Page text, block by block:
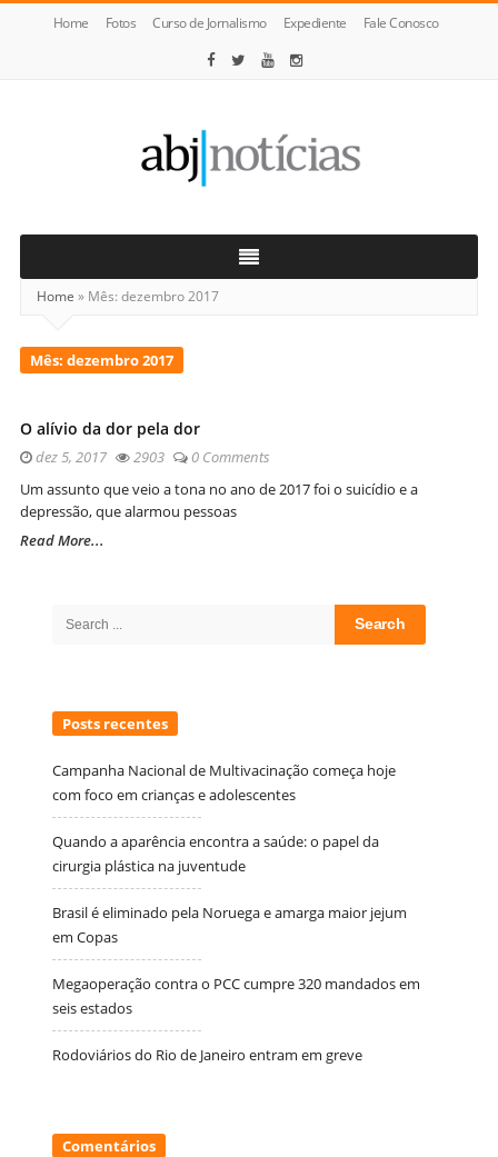
Home Fotos Curso de Jornalismo Expediente Fale Conosco
Notícias
Home » Mês: dezembro 2017
Mês: dezembro 2017
O alívio da dor pela dor
dez 5, 2017 2903
0 Comments
Um assunto que veio a tona no ano de 2017 foi o suicídio e a
depressão, que alarmou pessoas
Read More...
Posts recentes
Campanha Nacional de Multivacinação começa hoje
com foco em crianças e adolescentes
Quando a aparência encontra a saúde: o papel da
cirurgia plástica na juventude
Brasil é eliminado pela Noruega e amarga maior jejum
em Copas
Megaoperação contra o PCC cumpre 320 mandados em
seis estados
Rodoviários do Rio de Janeiro entram em greve
Comentários